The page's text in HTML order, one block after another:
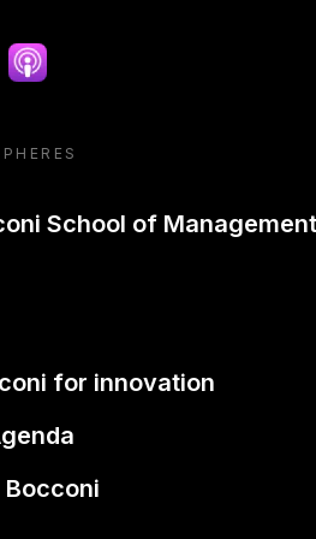
Apple podcast
School of Management
for innovation
Bocconi